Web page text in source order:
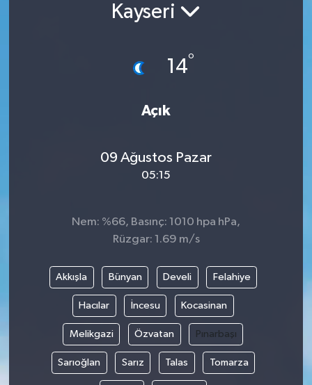
Kayseri
14°
Açık
09 Ağustos Pazar
05:15
Nem: %66, Basınç: 1010 hpa hPa,
Rüzgar: 1.69 m/s
Akkışla Bünyan Develi Felahiye
Hacılar İncesu Kocasinan
Melikgazi Özvatan Pınarbaşı
Sarıoğlan Sarız Talas Tomarza